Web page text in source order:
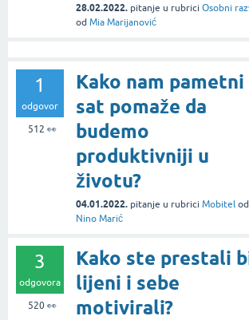
28.02.2022. pitanje u rubrici Osobni
od Mia Marijanović
1
odgovor
512 👀
Kako nam pametni
sat pomaže da
budemo
produktivniji u
životu?
04.01.2022. pitanje u rubrici Mobitel od
Nino Marić
3
odgovora
520👀
Kako ste prestali
lijeni i sebe
motivirali?